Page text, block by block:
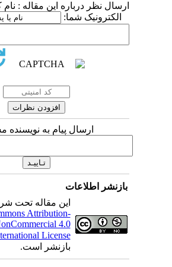
ارسال نظر درباره این مقاله : نام
الکترونیک شما:
ارسال پیام به نویسنده
بازنشر اطلاعات
این مقاله تحت
Attribution-
NonCommercial 4.0
License
بازنشر است.